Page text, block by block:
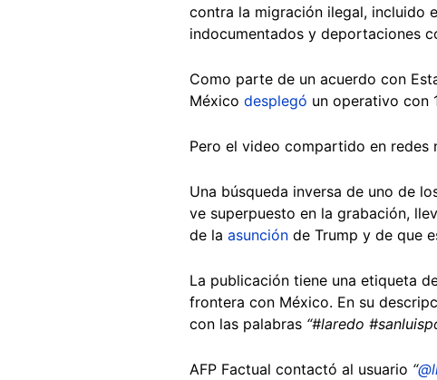
contra la migración ilegal, incluido
indocumentados y deportaciones
Como parte de un acuerdo con
México desplegó un operativo con
Pero el video compartido en redes
Una búsqueda inversa de uno de
ve superpuesto en la grabación,
de la asunción de Trump y de que
La publicación tiene una etiqueta
frontera con México. En su
con las palabras “#laredo
AFP Factual contactó al usuario “